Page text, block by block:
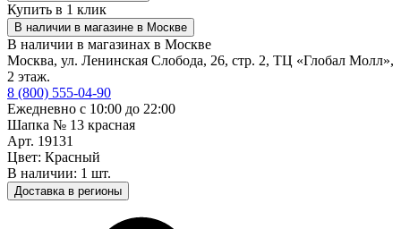
Купить в 1 клик
В наличии в магазине в Москве
В наличии в магазинах в Москве
Москва, ул. Ленинская Слобода, 26, стр. 2, ТЦ «Глобал Молл»,
2 этаж.
8 (800) 555-04-90
Ежедневно с 10:00 до 22:00
Шапка № 13 красная
Арт. 19131
Цвет: Красный
В наличии: 1 шт.
Доставка в регионы